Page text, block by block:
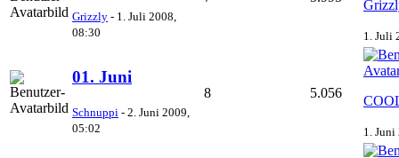
Grizzly - 1. Juli 2008,
08:30
1. Juli
01. Juni
Schnuppi - 2. Juni 2009,
05:02
8 5.056
1. Juni